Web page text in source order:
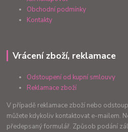
Obchodní podmínky
Kontakty
Vrácení zboží, reklamace
Odstoupení od kupní smlouvy
Reklamace zboží
V případě reklamace zboží nebo
můžete kdykoliv kontaktovat e-mailem.
předepsaný formulář. Způsob podání